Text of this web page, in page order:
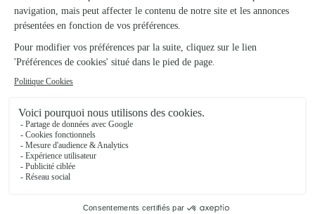
4.6 (122)
5, rue de Belgique
Voir la boutique
Ils ont fait livrer des fleurs ou une plante à
L’Huisserie